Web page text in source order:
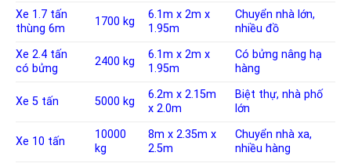
Xe 1.7 tấn
thùng 6m
1700 kg
6.1m x 2m x
1.95m
Chuyển nhà lớn,
nhiều đồ
Xe 2.4 tấn
có bửng
2400 kg
6.1m x 2m x
1.95m
Có bửng nâng hạ
hàng
Xe 5 tấn 5000 kg
6.2m x 2.15m
x 2.0m
Biệt thự, nhà phố
lớn
Xe 10 tấn
10000
kg
8m x 2.35m x
2.5m
Chuyển nhà xa,
nhiều hàng